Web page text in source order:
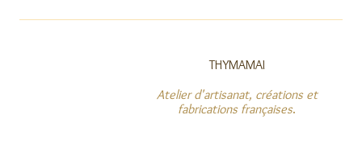
THYMAMAI
Atelier d'artisanat, créations et
fabrications françaises.